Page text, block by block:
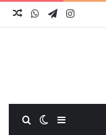
اینستاگرام
تلگرام واتس
سایدبارتغییر